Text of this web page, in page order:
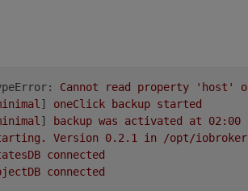
Cannot read property 'host'
] oneClick backup started
] backup was activated at 02 :00
Version 0.2 .1 in
/opt/
connected
connected